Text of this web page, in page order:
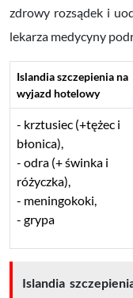
zdrowy rozsądek i
lekarza medycyny
Islandia szczepienia na
wyjazd hotelowy
krztusiec (+tężec i
błonica),
odra (+ świnka i
różyczka),
meningokoki,
grypa
Islandia